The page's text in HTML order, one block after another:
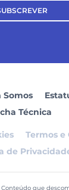
Somos
Técnica
Termos e
de
que